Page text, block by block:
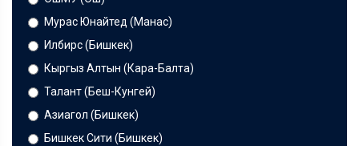
Мурас Юнайтед (Манас)
Илбирс (Бишкек)
Кыргыз Алтын (Кара-Балта)
Талант (Беш-Кунгей)
Азиагол (Бишкек)
Бишкек Сити (Бишкек)